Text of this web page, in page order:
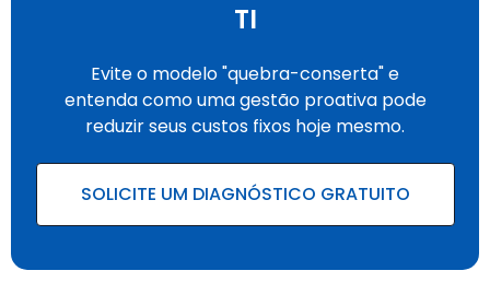
TI
Evite o modelo "quebra-conserta" e
entenda como uma gestão proativa pode
reduzir seus custos fixos hoje mesmo.
SOLICITE UM DIAGNÓSTICO GRATUITO